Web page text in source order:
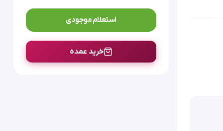
استعلام موجودی
خرید عمده